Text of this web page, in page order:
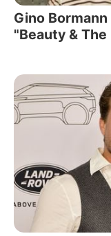
Gino
"Beauty & The